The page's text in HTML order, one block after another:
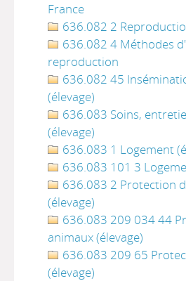
France
636.082 2
636.082 4 Méthodes
reproduction
636.082 45
(élevage)
636.083 Soins,
(élevage)
636.083 1 Logement
636.083 101 3
636.083 2 Protection
(élevage)
636.083 209 034 44
animaux (élevage)
636.083 209 65
(élevage)